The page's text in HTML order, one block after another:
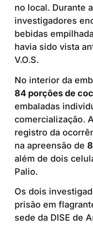
no local. Durante
investigadores
bebidas
havia sido vista
V.O.S.
No interior da
84 porções de
embaladas
comercialização.
registro da
na apreensão de
além de dois
Palio.
Os dois
prisão em
sede da DISE de